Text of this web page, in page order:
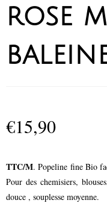
rose
€15,90
TTC/M. Popeline fine Bio
Pour des chemisiers,
douce , souplesse moyenne.